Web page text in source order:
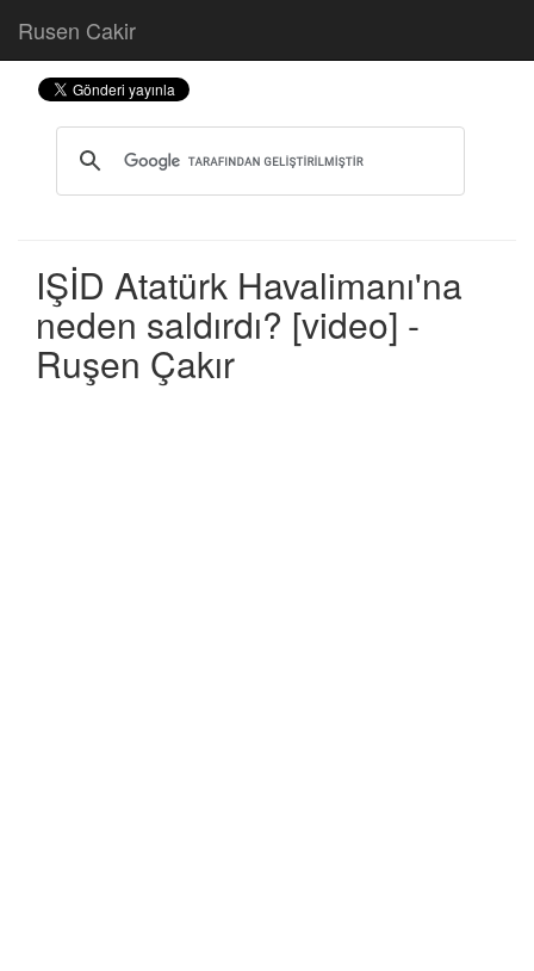
Rusen Cakir
IŞİD Atatürk Havalimanı'na
neden saldırdı? [video] -
Ruşen Çakır